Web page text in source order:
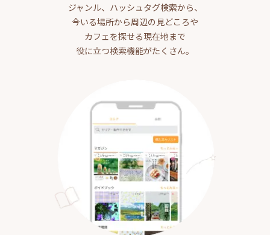
ジャンル、ハッシュタグ検索から、
今いる場所から周辺の見どころや
カフェを探せる現在地まで
役に立つ検索機能がたくさん。